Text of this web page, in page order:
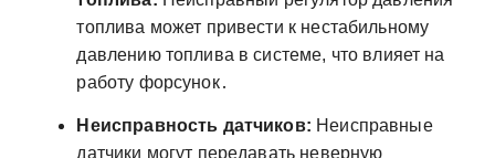
топлива может привести к нестабильному
давлению топлива в системе, что влияет на
работу форсунок․
Неисправность датчиков: Неисправные
датчики могут передавать неверную